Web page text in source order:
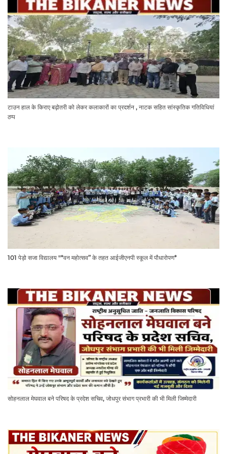
टाउन हाल के किराए बढ़ोतरी को लेकर कलाकारों का प्रदर्शन , नाटक सहित सांस्कृतिक गतिविधियां
ठप्प
101 पेड़ो सजा विद्यालय "*वन महोत्सव” के तहत आईजीएनपी स्कूल में पौधारोपण*
सोहनलाल मेघवाल बने परिषद के प्रदेश सचिव, जोधपुर संभाग प्रभारी की भी मिली जिम्मेदारी